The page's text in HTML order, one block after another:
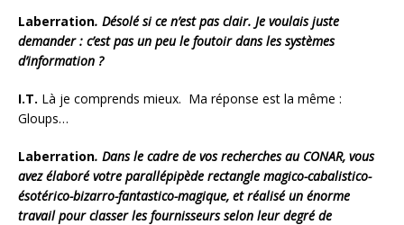
Laberration. Désolé si ce n’est pas clair. Je voulais juste
demander : c’est pas un peu le foutoir dans les systèmes
d’information ?
I.T. Là je comprends mieux. Ma réponse est la même :
Gloups…
Laberration. Dans le cadre de vos recherches au CONAR, vous
avez élaboré votre parallépipède rectangle magico-cabalistico-
ésotérico-bizarro-fantastico-magique, et réalisé un énorme
travail pour classer les fournisseurs selon leur degré de